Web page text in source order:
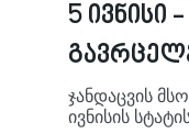
5 ივნისი
ჯანდაცვის
ივნისის